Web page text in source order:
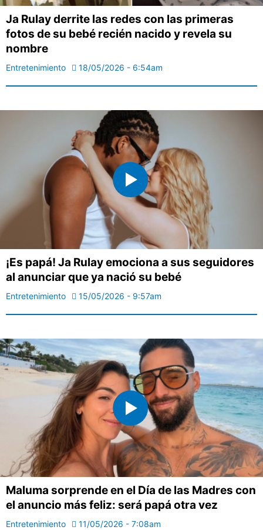
Ja Rulay derrite las redes con las primeras
fotos de su bebé recién nacido y revela su
nombre
Entretenimiento 18/05/2026 - 6:54am
¡Es papá! Ja Rulay emociona a sus seguidores
al anunciar que ya nació su bebé
Entretenimiento 15/05/2026 - 9:57am
Maluma sorprende en el Día de las Madres con
el anuncio más feliz: será papá otra vez
Entretenimiento 11/05/2026 - 7:08am